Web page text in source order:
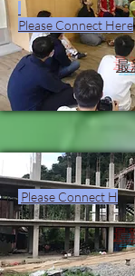
Please Connect Here
最
Please Connect H
最